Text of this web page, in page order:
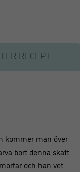
RECEPT
kommer man över
bort denna skatt.
och han vet